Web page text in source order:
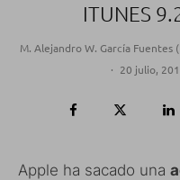
ITUNES
M. Alejandro W. García Fuentes
· 20 julio,
Apple ha sacado una